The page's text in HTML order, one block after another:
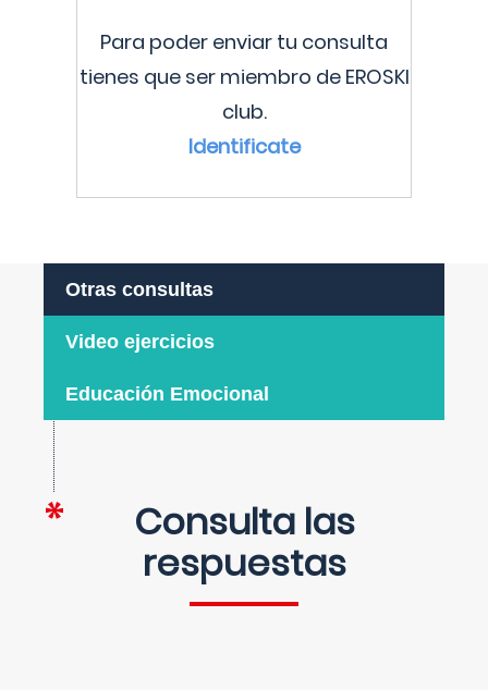
Para poder enviar tu consulta
tienes que ser miembro de EROSKI
club.
Identificate
Otras consultas
Video ejercicios
Educación Emocional
Consulta las
respuestas